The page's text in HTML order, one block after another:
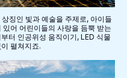
징인 빛과 예술을 주제로, 아이들
어 어린이들의 사랑을 듬뿍 받는
터 인공위성 움직이기, LED 식물
펼쳐지죠.